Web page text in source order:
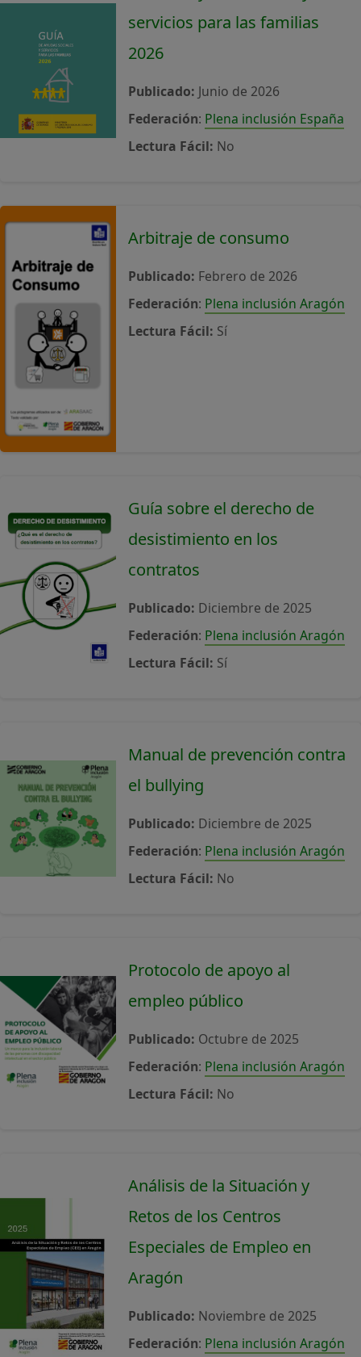
servicios para las familias
2026
Publicado: Junio de 2026
Federación: Plena inclusión España
Lectura Fácil: No
Arbitraje de consumo
Publicado: Febrero de 2026
Federación: Plena inclusión Aragón
Lectura Fácil: Sí
Guía sobre el derecho de
desistimiento en los
contratos
Publicado: Diciembre de 2025
Federación: Plena inclusión Aragón
Lectura Fácil: Sí
Manual de prevención contra
el bullying
Publicado: Diciembre de 2025
Federación: Plena inclusión Aragón
Lectura Fácil: No
Protocolo de apoyo al
empleo público
Publicado: Octubre de 2025
Federación: Plena inclusión Aragón
Lectura Fácil: No
Análisis de la Situación y
Retos de los Centros
Especiales de Empleo en
Aragón
Publicado: Noviembre de 2025
Federación: Plena inclusión Aragón